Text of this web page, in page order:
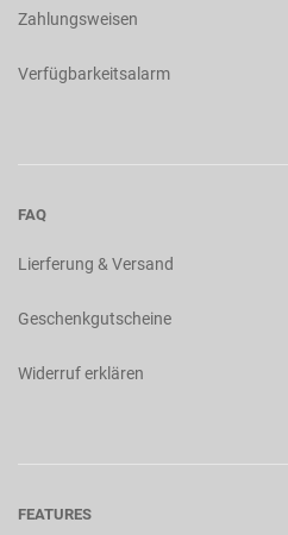
Zahlungsweisen
Verfügbarkeitsalarm
FAQ
Lierferung & Versand
Geschenkgutscheine
Widerruf erklären
FEATURES